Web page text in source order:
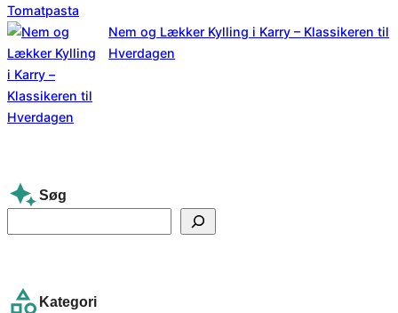
Nem og Lækker Kylling i Karry – Klassikeren til
Hverdagen
Søg
e
c
Kategori